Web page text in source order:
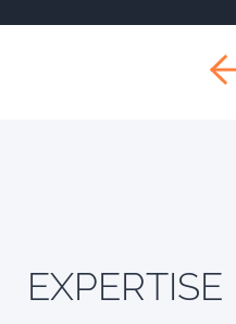
EXPERTISE